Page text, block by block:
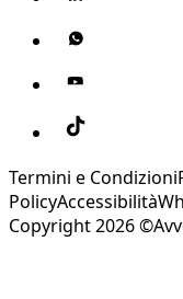
Termini e Condizioni
PolicyAccessibilità
Copyright 2026